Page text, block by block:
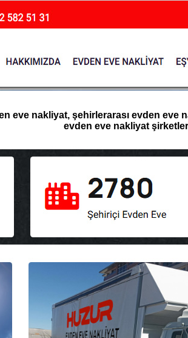
eve nakliyat, şehirlerarası evden eve
evden eve nakliyat